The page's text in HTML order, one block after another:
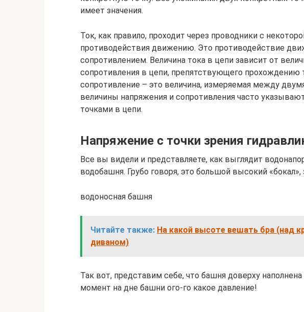
имеет значения.
Ток, как правило, проходит через проводники с
противодействия движению. Это противодействие
сопротивлением. Величина тока в цепи зависит от
сопротивления в цепи, препятствующего прохождению
сопротивление – это величина, измеряемая между
величины напряжения и сопротивления часто
точками в цепи.
Напряжение с точки зрения
Все вы видели и представляете, как выглядит
водобашня. Грубо говоря, это большой высокий
водоносная башня
Читайте также: На какой высоте вешать бра (над
диваном)
Так вот, представим себе, что башня доверху
момент на дне башни ого-го какое давление!